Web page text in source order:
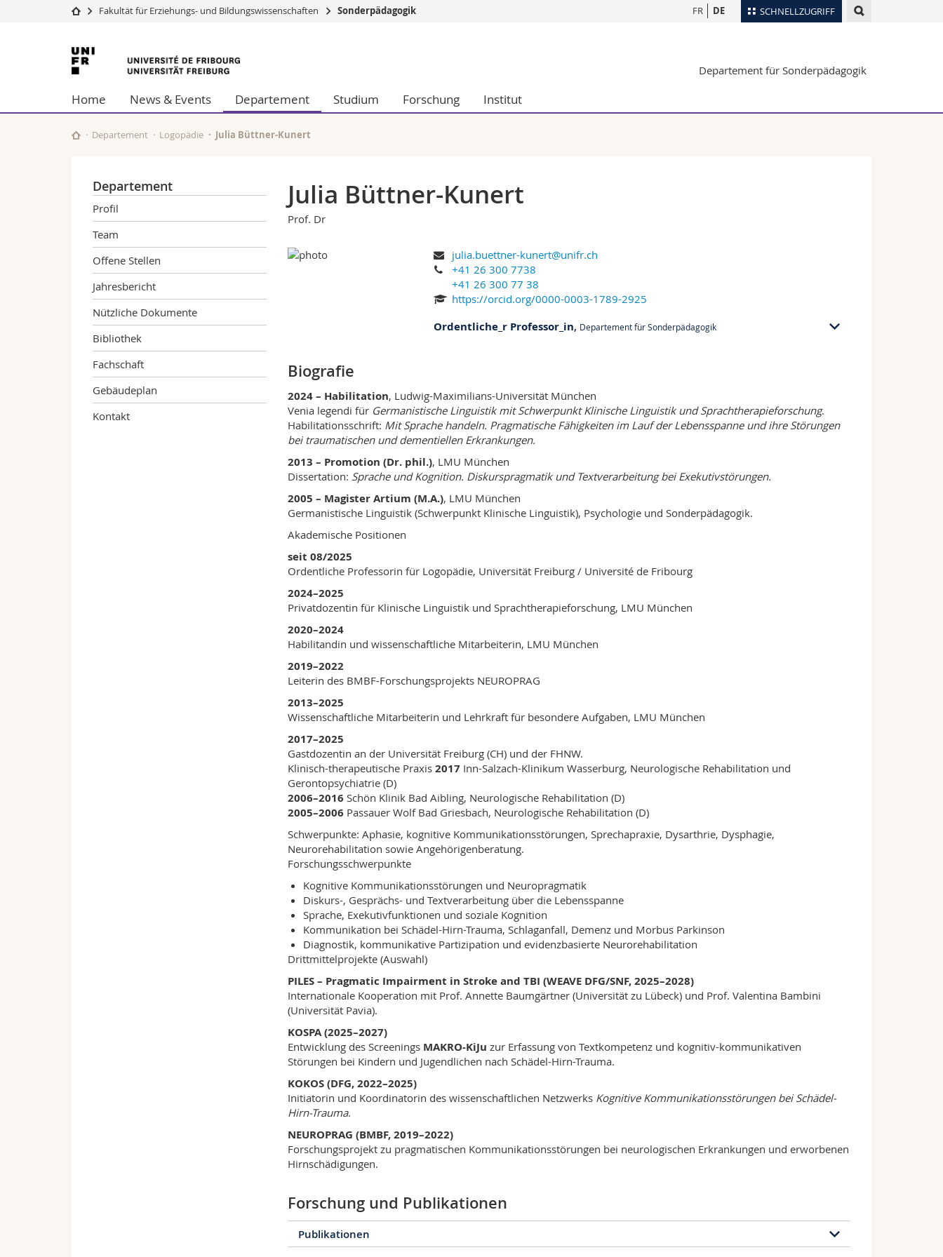
SCHNELLZUGRIFF
Universität
Studium
Forschung
Universität
Weiterbildung
Wirtschafts- und Sozialwissenschaftliche Fak.
Philosophische Fak.
Fak. für Erziehungs- und Bildungswissenschaften
Forschende
Ortsplan
Webmail
FR DE
Fakultät für Erziehungs- und Bildungs­wissenschaften Sonderpädagogik
Universität
Freiburg
Departement für Sonderpädagogik
Home News & Events Departement Studium Forschung Institut
Departement Logopädie Julia Büttner-Kunert
Departement
Profil
Team
Offene Stellen
Jahresbericht
Nützliche Dokumente
Bibliothek
Fachschaft
Gebäudeplan
Kontakt
Julia Büttner-Kunert
Prof. Dr
julia.buettner-kunert@unifr.ch
+41 26 300 7738
+41 26 300 77 38
https://orcid.org/0000-0003-1789-2925
Ordentliche_r Professor_in, Departement für Sonderpädagogik
Biografie
2024 – Habilitation, Ludwig-Maximilians-Universität München
Venia legendi für Germanistische Linguistik mit Schwerpunkt Klinische Linguistik und Sprachtherapieforschung.
Habilitationsschrift: Mit Sprache handeln. Pragmatische Fähigkeiten im Lauf der Lebensspanne und ihre Störungen
bei traumatischen und dementiellen Erkrankungen.
2013 – Promotion (Dr. phil.), LMU München
Dissertation: Sprache und Kognition. Diskurspragmatik und Textverarbeitung bei Exekutivstörungen.
2005 – Magister Artium (M.A.), LMU München
Germanistische Linguistik (Schwerpunkt Klinische Linguistik), Psychologie und Sonderpädagogik.
Akademische Positionen
seit 08/2025
Ordentliche Professorin für Logopädie, Universität Freiburg / Université de Fribourg
2024–2025
Privatdozentin für Klinische Linguistik und Sprachtherapieforschung, LMU München
2020–2024
Habilitandin und wissenschaftliche Mitarbeiterin, LMU München
2019–2022
Leiterin des BMBF-Forschungsprojekts NEUROPRAG
2013–2025
Wissenschaftliche Mitarbeiterin und Lehrkraft für besondere Aufgaben, LMU München
2017–2025
Gastdozentin an der Universität Freiburg (CH) und der FHNW.
Klinisch-therapeutische Praxis 2017 Inn-Salzach-Klinikum Wasserburg, Neurologische Rehabilitation und
Gerontopsychiatrie (D)
2006–2016 Schön Klinik Bad Aibling, Neurologische Rehabilitation (D)
2005–2006 Passauer Wolf Bad Griesbach, Neurologische Rehabilitation (D)
Schwerpunkte: Aphasie, kognitive Kommunikationsstörungen, Sprechapraxie, Dysarthrie, Dysphagie,
Neurorehabilitation sowie Angehörigenberatung.
Forschungsschwerpunkte
Kognitive Kommunikationsstörungen und Neuropragmatik
Diskurs-, Gesprächs- und Textverarbeitung über die Lebensspanne
Sprache, Exekutivfunktionen und soziale Kognition
Kommunikation bei Schädel-Hirn-Trauma, Schlaganfall, Demenz und Morbus Parkinson
Diagnostik, kommunikative Partizipation und evidenzbasierte Neurorehabilitation
Drittmittelprojekte (Auswahl)
PILES – Pragmatic Impairment in Stroke and TBI (WEAVE DFG/SNF, 2025–2028)
Internationale Kooperation mit Prof. Annette Baumgärtner (Universität zu Lübeck) und Prof. Valentina Bambini
(Universität Pavia).
KOSPA (2025–2027)
Entwicklung des Screenings MAKRO-KiJu zur Erfassung von Textkompetenz und kognitiv-kommunikativen
Störungen bei Kindern und Jugendlichen nach Schädel-Hirn-Trauma.
KOKOS (DFG, 2022–2025)
Initiatorin und Koordinatorin des wissenschaftlichen Netzwerks Kognitive Kommunikationsstörungen bei Schädel-
Hirn-Trauma.
NEUROPRAG (BMBF, 2019–2022)
Forschungsprojekt zu pragmatischen Kommunikationsstörungen bei neurologischen Erkrankungen und erworbenen
Hirnschädigungen.
Forschung und Publikationen
Publikationen